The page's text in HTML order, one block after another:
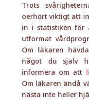
Trots
oerhört viktigt att
in i statistiken för
utformat
Om läkaren
något du själv
informera om att
Om läkaren ändå
nästa inte heller